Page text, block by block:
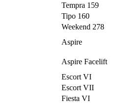
Tempra 159
Tipo 160
Weekend 278
Aspire
Aspire Facelift
Escort VI
Escort VII
Fiesta VI